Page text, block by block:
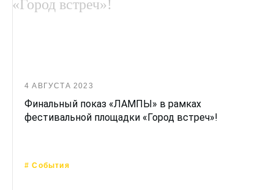
4 АВГУСТА 2023
Финальный показ «ЛАМПЫ» в рамках
фестивальной площадки «Город встреч»!
# События